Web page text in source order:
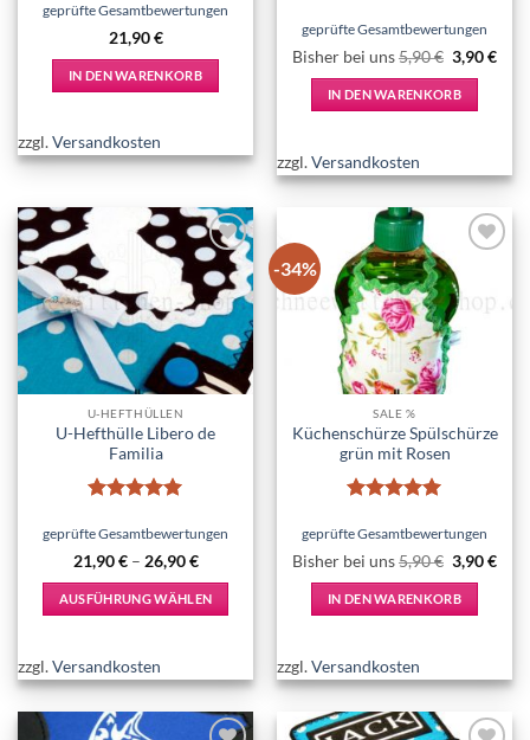
mit5von
geprüfte Gesamtbewertungen
21,90€
IN DEN WARENKORB
zzgl.Versandkosten
mit5von
geprüfte Gesamtbewertungen
Bisher bei uns5,90€
Preis
war:
5,90 €
3,90€
IN DEN WARENKORB
zzgl.Versandkosten
Add to
wishlist
U-HEFTHÜLLEN
U-Hefthülle Libero de
Familia
mit5von
5
geprüfte Gesamtbewertungen
21,90€– 26,90€
AUSFÜHRUNG WÄHLEN
weist
Varianten
zzgl.Versandkosten
-34%
wishlist
SALE %
Küchenschürze Spülschürze
grün mit Rosen
mit5von
geprüfte Gesamtbewertungen
Bisher bei uns5,90€
Preis
war:
5,90 €
3,90€
IN DEN WARENKORB
zzgl.Versandkosten